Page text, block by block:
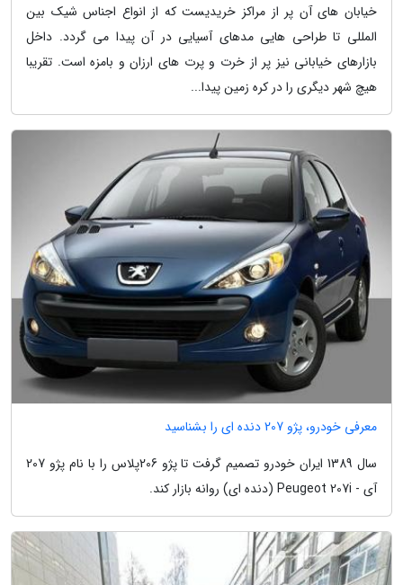
خیابان های آن پر از مراکز خریدیست که از انواع اجناس شیک بین
المللی تا طراحی هایی مدهای آسیایی در آن پیدا می گردد. داخل
بازارهای خیابانی نیز پر از خرت و پرت های ارزان و بامزه است. تقریبا
هیچ شهر دیگری را در کره زمین پیدا...
معرفی خودرو، پژو 207 دنده ای را بشناسید
سال 1389 ایران خودرو تصمیم گرفت تا پژو 206پلاس را با نام پژو 207
آی - Peugeot 207i (دنده ای) روانه بازار کند.